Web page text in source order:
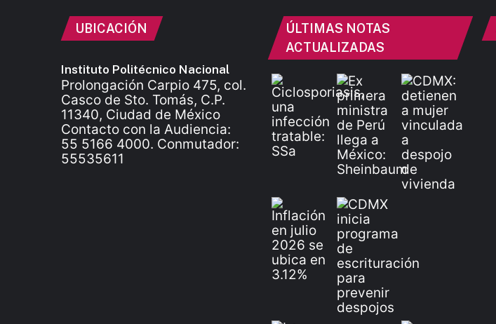
UBICACIÓN
Instituto Politécnico Nacional
Prolongación Carpio 475, col.
Casco de Sto. Tomás, C.P.
11340, Ciudad de México
Contacto con la Audiencia:
55 5166 4000. Conmutador:
55535611
ÚLTIMAS NOTAS
ACTUALIZADAS